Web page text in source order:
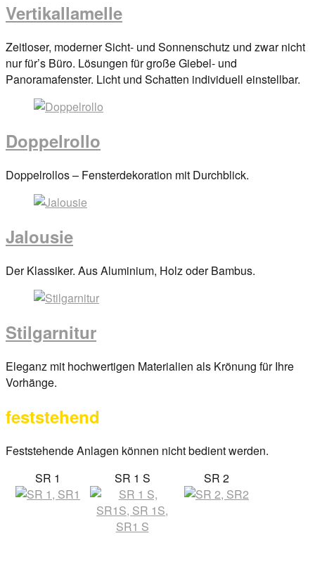
anova
Vertikallamelle
Posted
on
29.
By
Zeitloser, moderner Sicht- und Sonnenschutz und zwar nicht
nur für’s Büro. Lösungen für große Giebel- und
Panoramafenster. Licht und Schatten individuell einstellbar.
Doppelrollo
Posted
2017By
Doppelrollos – Fensterdekoration mit Durchblick.
Jalousie
Posted
2017 By
Der Klassiker. Aus Aluminium, Holz oder Bambus.
Stilgarnitur
Posted
on
März
anova
Eleganz mit hochwertigen Materialien als Krönung für Ihre
Vorhänge.
feststehend
Feststehende Anlagen können nicht bedient werden.
SR 1
SR 1 S SR 2